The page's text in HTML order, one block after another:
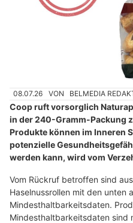
08.07.26 VON BELMEDIA
Coop ruft vorsorglich
in der 240-Gramm-Packung
Produkte können im Inneren
potenzielle
werden kann, wird vom
Vom Rückruf betroffen sind
Haselnussrollen mit den unten
Mindesthaltbarkeitsdaten.
Mindesthaltbarkeitsdaten sind